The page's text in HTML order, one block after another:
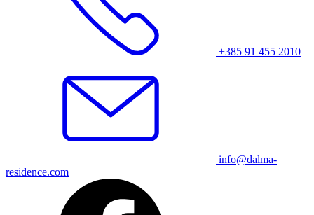
+385 91 455 2010
info@dalma-
residence.com